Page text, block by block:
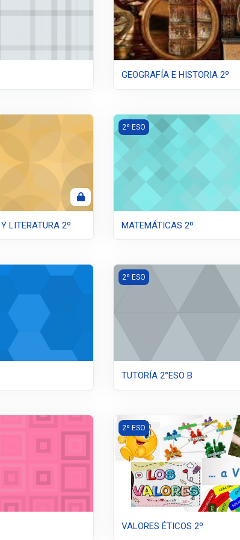
GEOGRAFÍA E HISTORIA 2º
2º
LITERATURA 2º
MATEMÁTICAS 2º
2º ESO
MATEMÁTICAS 2º
TUTORÍA 2°ESO B
2º ESO
TUTORÍA 2°ESO B
VALORES ÉTICOS 2º
2º ESO
VALORES ÉTICOS 2º